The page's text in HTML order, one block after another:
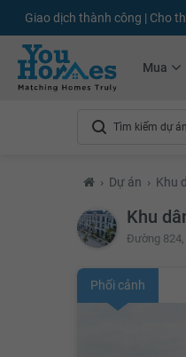
Giao dịch thành công | Cho
Mua
› Dự án › Khu
Khu
Đường
Phối cảnh